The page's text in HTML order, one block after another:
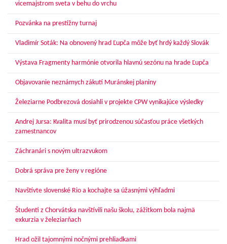
vicemajstrom sveta v behu do vrchu
Pozvánka na prestížny turnaj
Vladimír Soták: Na obnovený hrad Ľupča môže byť hrdý každý Slovák
Výstava Fragmenty harmónie otvorila hlavnú sezónu na hrade Ľupča
Objavovanie neznámych zákutí Muránskej planiny
Železiarne Podbrezová dosiahli v projekte CPW vynikajúce výsledky
Andrej Jursa: Kvalita musí byť prirodzenou súčasťou práce všetkých
zamestnancov
Záchranári s novým ultrazvukom
Dobrá správa pre ženy v regióne
Navštívte slovenské Rio a kochajte sa úžasnými výhľadmi
Študenti z Chorvátska navštívili našu školu, zážitkom bola najmä
exkurzia v železiarňach
Hrad ožil tajomnými nočnými prehliadkami